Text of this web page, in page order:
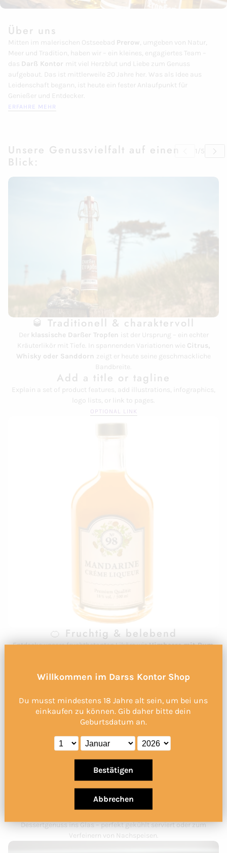
Über uns
Mitten im malerischen Ostseebad Prerow, umgeben von Natur,
Meer und Tradition, haben wir – ein kleines, engagiertes Team –
das Darß Kontor
mit viel Herzblut und Liebe zum Genuss
aufgebaut. Das ist mittlerweile 20 Jahre her. Was als Idee aus
Leidenschaft begann, ist heute ein fester Anlaufpunkt für
Genießer und Entdecker.
ERFAHRE MEHR
Unsere Genussvielfalt auf einen
Blick:
🥃 Traditionell & charaktervoll
Der klassische Darßer Tropfen
ist der Ursprung – ein echter
Kräuterlikör mit Tiefe. In spannenden Variationen wie Citrus,
Whisky oder Sanddorn zeigt er heute seine geschmackliche
Bandbreite.
Add a title or tagline
Explain a set of product features, add illustrations, infographics,
logo lists, or link to pages.
OPTIONAL LINK
🍊 Fruchtig & belebend
Entdecke unsere fruchtbetonten Liköre wieHimbeere mit Rum,
🍰 Cremig & sinnlich
Unsere cremigen Spezialitäten wie derCheesecake-Eierlikör
Dessertgenuss ins Glas – perfekt gekühlt serviert oder zum
Verfeinern von Nachspeisen.
Willkommen im Darss Kontor Shop
Du musst mindestens 18 Jahre alt sein, um bei uns
einkaufen zu können. Gib daher bitte dein
Geburtsdatum an.
Bestätigen
Abbrechen